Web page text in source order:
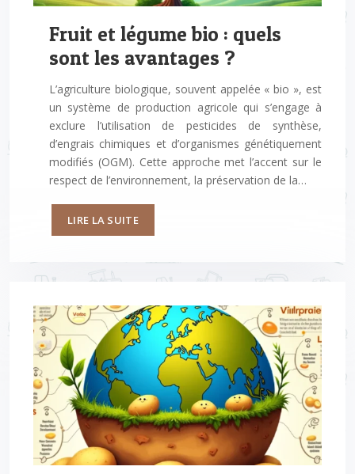
Fruit et légume bio : quels
sont les avantages ?
L’agriculture biologique, souvent appelée « bio », est
un système de production agricole qui s’engage à
exclure l’utilisation de pesticides de synthèse,
d’engrais chimiques et d’organismes génétiquement
modifiés (OGM). Cette approche met l’accent sur le
respect de l’environnement, la préservation de la…
LIRE LA SUITE